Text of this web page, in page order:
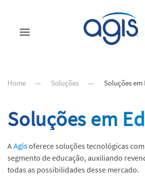
Home Soluções Soluções
Soluções em
AAgisoferece soluções tecnológicas
segmento de educação, auxiliando
todas as possibilidades desse mercado.